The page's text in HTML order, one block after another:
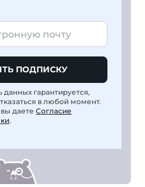
ПОДПИСКУ
гарантируется,
в любой момент.
даете Согласие
.